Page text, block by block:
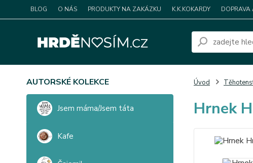
BLOG O NÁS PRODUKTY NA ZAKÁZKU K.K.KOKARDY DOPRAVA
AUTORSKÉ KOLEKCE
Jsem máma/Jsem táta
Kafe
Úvod
Hrnek